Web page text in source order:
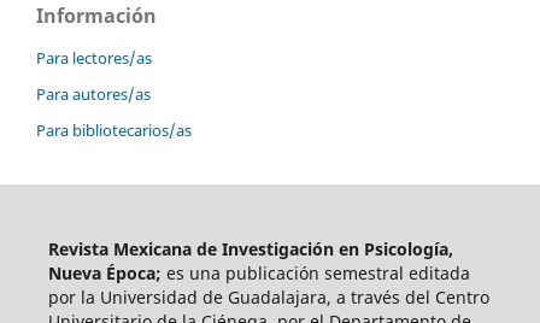
Información
Para lectores/as
Para autores/as
Para bibliotecarios/as
Revista Mexicana de Investigación en Psicología,
Nueva Época; es una publicación semestral editada
por la Universidad de Guadalajara, a través del Centro